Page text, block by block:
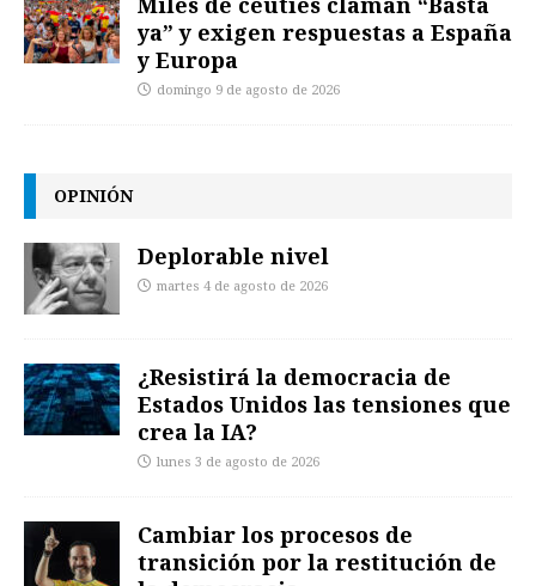
ya” y exigen respuestas a España
y Europa
domingo 9 de agosto de 2026
OPINIÓN
Deplorable nivel
martes 4 de agosto de 2026
¿Resistirá la democracia de
Estados Unidos las tensiones que
crea la IA?
lunes 3 de agosto de 2026
Cambiar los procesos de
transición por la restitución de